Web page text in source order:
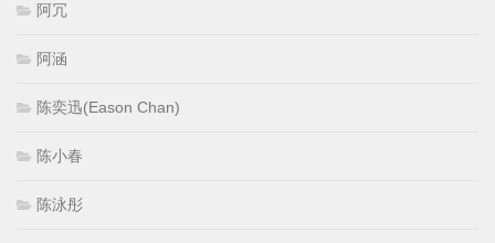
阿冗
阿涵
陈奕迅(Eason Chan)
陈小春
陈泳彤